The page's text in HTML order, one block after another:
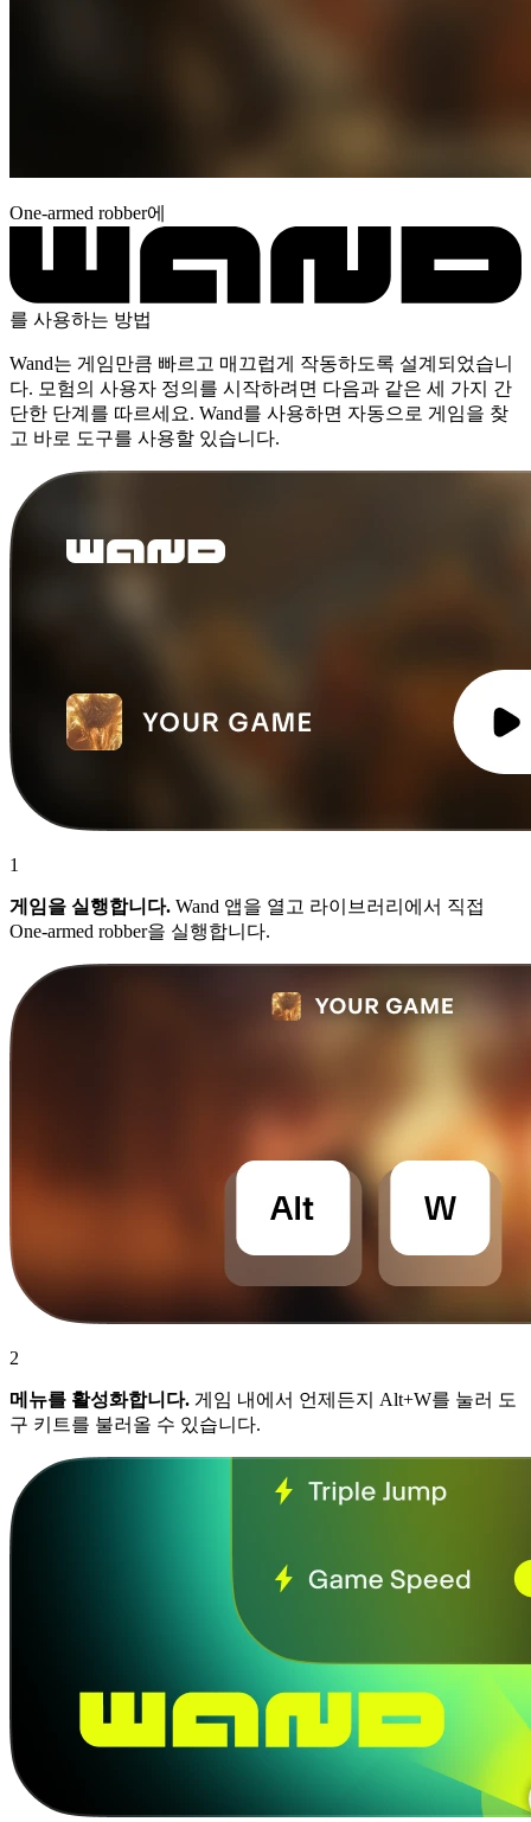
One-armed robber에
를 사용하는 방법
Wand는 게임만큼 빠르고 매끄럽게 작동하도록 설계되었습니
다. 모험의 사용자 정의를 시작하려면 다음과 같은 세 가지 간
단한 단계를 따르세요. Wand를 사용하면 자동으로 게임을 찾
고 바로 도구를 사용할 있습니다.
1
게임을 실행합니다. Wand 앱을 열고 라이브러리에서 직접
One-armed robber을 실행합니다.
2
메뉴를 활성화합니다. 게임 내에서 언제든지 Alt+W를 눌러 도
구 키트를 불러올 수 있습니다.